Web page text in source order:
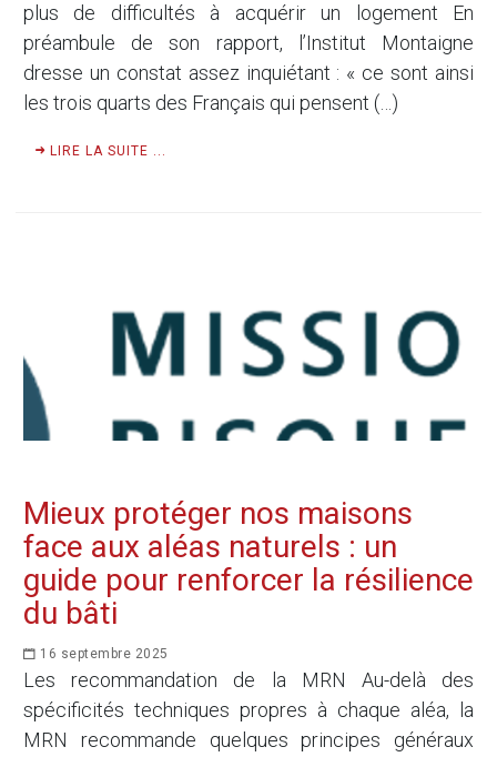
plus de difficultés à acquérir un logement En
préambule de son rapport, l’Institut Montaigne
dresse un constat assez inquiétant : « ce sont ainsi
les trois quarts des Français qui pensent (…)
LIRE LA SUITE ...
Mieux protéger nos maisons
face aux aléas naturels : un
guide pour renforcer la résilience
du bâti
16 septembre 2025
Les recommandation de la MRN Au-delà des
spécificités techniques propres à chaque aléa, la
MRN recommande quelques principes généraux